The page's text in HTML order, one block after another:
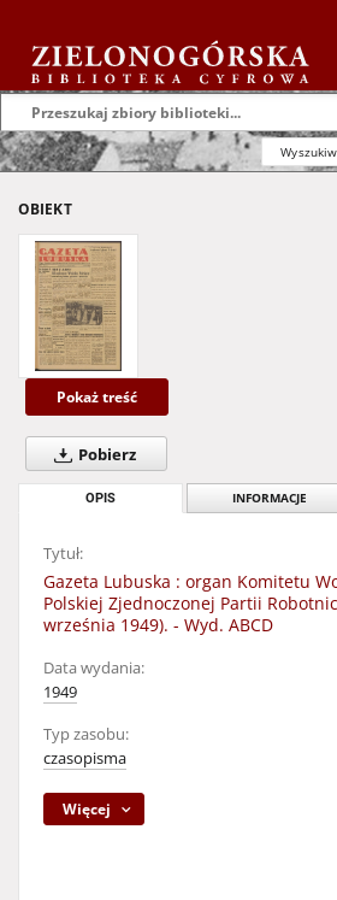
OBIEKT
Pokaż treść
Pobierz
OPIS INFORMACJE
Tytuł:
Gazeta Lubuska : organ Komitetu
Polskiej Zjednoczonej Partii
września 1949). - Wyd. ABCD
Data wydania:
1949
Typ zasobu:
czasopisma
Więcej